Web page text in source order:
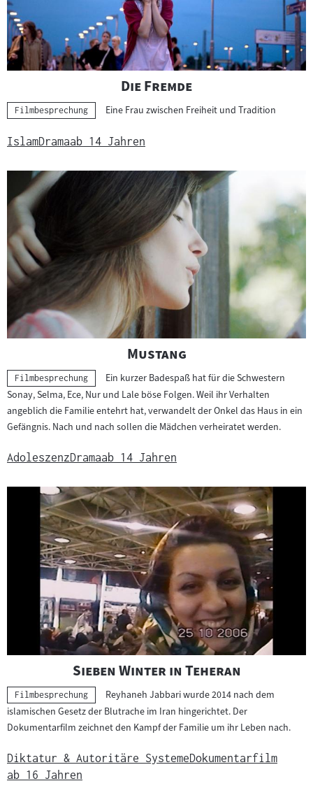
"
Die Fremde"
Kategorie:
Filmbesprechung Eine Frau zwischen Freiheit und Tradition
IslamDramaab 14 Jahren
"
Mustang"
Kategorie:
Filmbesprechung
Ein kurzer Badespaß hat für die Schwestern
Sonay, Selma, Ece, Nur und Lale böse Folgen. Weil ihr Verhalten
angeblich die Familie entehrt hat, verwandelt der Onkel das Haus in ein
Gefängnis. Nach und nach sollen die Mädchen verheiratet werden.
AdoleszenzDramaab 14 Jahren
"
Sieben Winter in Teheran
Kategorie:
Filmbesprechung
Reyhaneh Jabbari wurde 2014 nach dem
islamischen Gesetz der Blutrache im Iran hingerichtet. Der
Dokumentarfilm zeichnet den Kampf der Familie um ihr Leben nach.
Diktatur & Autoritäre SystemeDokumentarfilm
ab 16 Jahren